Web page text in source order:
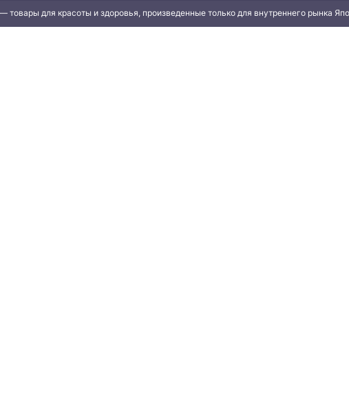
— товары для красоты и здоровья, произведенные только для внутреннего рынка